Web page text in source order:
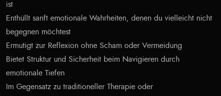
ist
Enthüllt sanft emotionale Wahrheiten, denen du vielleicht nicht
begegnen möchtest
Ermutigt zur Reflexion ohne Scham oder Vermeidung
Bietet Struktur und Sicherheit beim Navigieren durch
emotionale Tiefen
Im Gegensatz zu traditioneller Therapie oder